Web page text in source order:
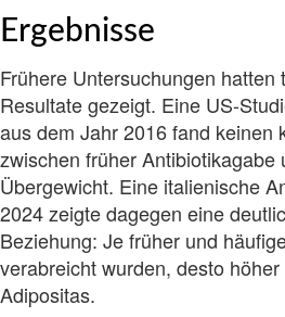
Ergebnisse
Frühere Untersuchungen
Resultate gezeigt. Eine US-
aus dem Jahr 2016 fand keinen
zwischen früher Antibiotikagabe
Übergewicht. Eine italienische
2024 zeigte dagegen eine
Beziehung: Je früher und
verabreicht wurden, desto
Adipositas.